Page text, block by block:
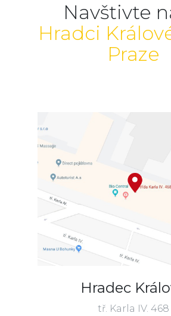
Navštivte
Hradci
Praze
Hradec
tř. Karla IV. 468